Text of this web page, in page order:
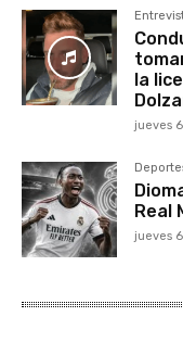
la
jueves
Real
jueves